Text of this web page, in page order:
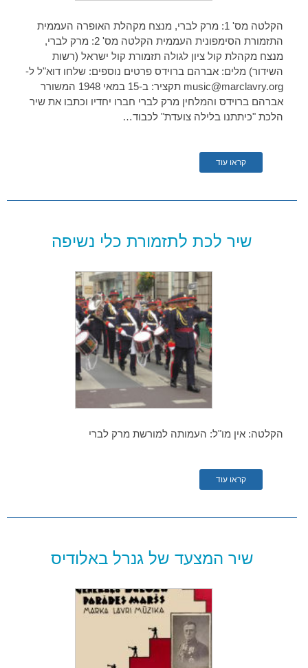
הקלטה מס' 1: מרק לברי, מנצח מקהלת האופרה העממית
התזמורת הסימפונית העממית הקלטה מס' 2: מרק לברי,
מנצח מקהלת קול ציון לגולה תזמורת קול ישראל (רשות
השידור) מלים: אברהם ברוידס פרטים נוספים: שלחו דוא"ל ל-
music@marclavry.org תקציר: ב-15 במאי 1948 המשורר
אברהם ברוידס והמלחין מרק לברי חברו יחדיו וכתבו את שיר
הלכת "כיתתנו בלילה צועדת" לכבוד…
קראו עוד
שיר לכת לתזמורת כלי נשיפה
הקלטה: אין מו"ל: העמותה למורשת מרק לברי
קראו עוד
שיר המצעד של גנרל באלודיס